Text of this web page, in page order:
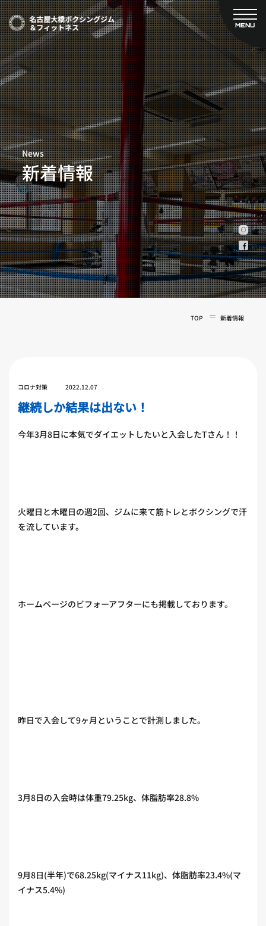
MENU
CLOSE
TOP
新着情報
ご予約
プライベートコース予約
レンタルスタジオ予約
名古屋大橋ボクシングジムについて
大橋弘政プロフィール
スタッフ紹介
料金案内
設備紹介
アクセス
営業時間
トレーナー募集
スポンサー募集
大会チケット購入
キャンペーン
実戦コース
料金システム
フィットネスコース
News
新着情報
TOP 新着情報
コロナ対策 2022.12.07
継続しか結果は出ない！
今年3月8日に本気でダイエットしたいと入会したTさん！！
火曜日と木曜日の週2回、ジムに来て筋トレとボクシングで汗
を流しています。
ホームページのビフォーアフターにも掲載しております。
昨日で入会して9ヶ月ということで計測しました。
3月8日の入会時は体重79.25kg、体脂肪率28.8%
9月8日(半年)で68.25kg(マイナス11kg)、体脂肪率23.4%(マ
イナス5.4%)